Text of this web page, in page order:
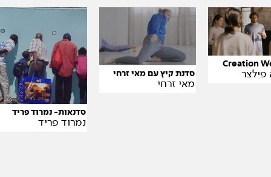
Creation
פילצר סדנת קיץ עם מאי זרחי
מאי זרחי
סדנאות- נמרוד פריד
נמרוד פריד